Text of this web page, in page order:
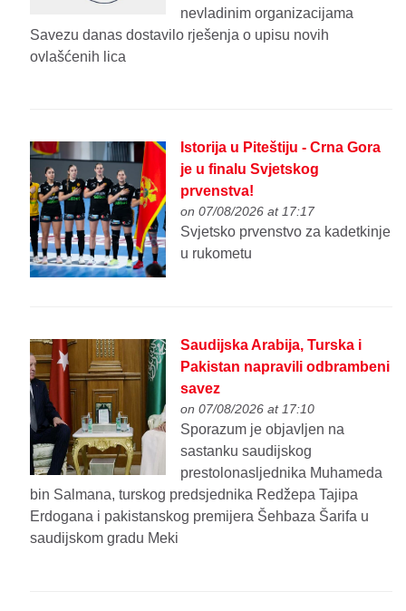
nevladinim organizacijama
Savezu danas dostavilo rješenja o upisu novih
ovlašćenih lica
Istorija u Piteštiju - Crna Gora
je u finalu Svjetskog
prvenstva!
on 07/08/2026 at 17:17
Svjetsko prvenstvo za kadetkinje
u rukometu
Saudijska Arabija, Turska i
Pakistan napravili odbrambeni
savez
on 07/08/2026 at 17:10
Sporazum je objavljen na
sastanku saudijskog
prestolonasljednika Muhameda
bin Salmana, turskog predsjednika Redžepa Tajipa
Erdogana i pakistanskog premijera Šehbaza Šarifa u
saudijskom gradu Meki